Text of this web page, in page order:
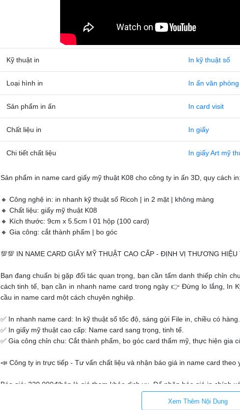
Kỹ thuật in In kỹ thuật số
Loại hình in In ấn văn phòng
Sản phẩm in ấn In card visit
Chất liệu in In giấy
Chi tiết chất liệu In giấy Art mỹ
Sản phẩm in name card giấy mỹ thuật K08 cho công ty in ấn 3D, quy cách in:
🔸 Công nghệ in: in nhanh kỹ thuật số Ricoh | in 2 mặt | không màng
🔸 Chất liệu: giấy mỹ thuật K08
🔸 Kích thước: 9cm x 5.5cm I 01 hộp (100 card)
🔸 Gia công: cắt thành phẩm | bo góc
💯💯 IN NAME CARD GIẤY MỸ THUẬT CAO CẤP - ĐỊNH VỊ THƯƠNG
Bạn đang chuẩn bị gặp đối tác quan trọng, bạn cần tấm danh thiếp chỉn
cách tinh tế, bạn cần in nhanh name card trong ngày 👉 Đừng lo lắng, In
cầu in name card một cách chuyên nghiệp.
✅ In nhanh name card: In kỹ thuật số tốc độ, sáng gửi File in, chiều có hàng.
✅ In giấy mỹ thuật cao cấp: Name card sang trọng, tinh tế.
✅ Gia công chỉn chu: Cắt thành phẩm, bo góc card thẩm mỹ, thực hiện gia
📣 Công ty in trực tiếp - Tư vấn chất liệu và nhận báo giá in name card theo
Báo giá: 220.000đ/hộp là giá tham khảo dịch vụ. Để nhận báo giá in chính
🔥 Công ty TNHH MTV VINADESIGN - Trung Tâm In Kỹ Thuật Số,
Xem Thêm Nội Dung